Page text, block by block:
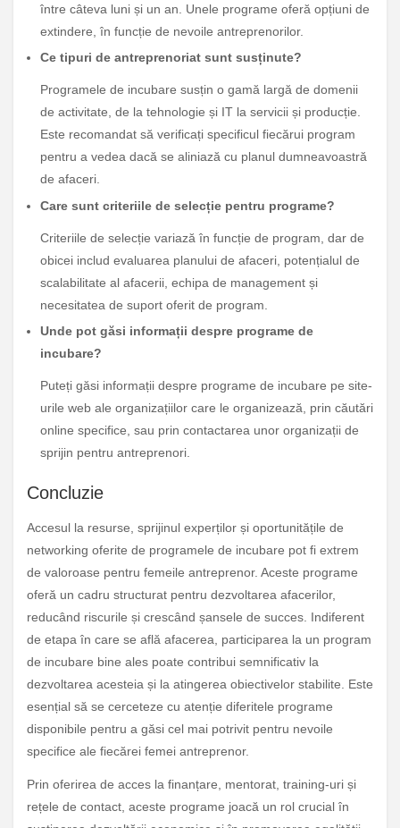
între câteva luni și un an. Unele programe oferă opțiuni de
extindere, în funcție de nevoile antreprenorilor.
Ce tipuri de antreprenoriat sunt susținute?
Programele de incubare susțin o gamă largă de domenii
de activitate, de la tehnologie și IT la servicii și producție.
Este recomandat să verificați specificul fiecărui program
pentru a vedea dacă se aliniază cu planul dumneavoastră
de afaceri.
Care sunt criteriile de selecție pentru programe?
Criteriile de selecție variază în funcție de program, dar de
obicei includ evaluarea planului de afaceri, potențialul de
scalabilitate al afacerii, echipa de management și
necesitatea de suport oferit de program.
Unde pot găsi informații despre programe de
incubare?
Puteți găsi informații despre programe de incubare pe site-
urile web ale organizațiilor care le organizează, prin căutări
online specifice, sau prin contactarea unor organizații de
sprijin pentru antreprenori.
Concluzie
Accesul la resurse, sprijinul experților și oportunitățile de
networking oferite de programele de incubare pot fi extrem
de valoroase pentru femeile antreprenor. Aceste programe
oferă un cadru structurat pentru dezvoltarea afacerilor,
reducând riscurile și crescând șansele de succes. Indiferent
de etapa în care se află afacerea, participarea la un program
de incubare bine ales poate contribui semnificativ la
dezvoltarea acesteia și la atingerea obiectivelor stabilite. Este
esențial să se cerceteze cu atenție diferitele programe
disponibile pentru a găsi cel mai potrivit pentru nevoile
specifice ale fiecărei femei antreprenor.
Prin oferirea de acces la finanțare, mentorat, training-uri și
rețele de contact, aceste programe joacă un rol crucial în